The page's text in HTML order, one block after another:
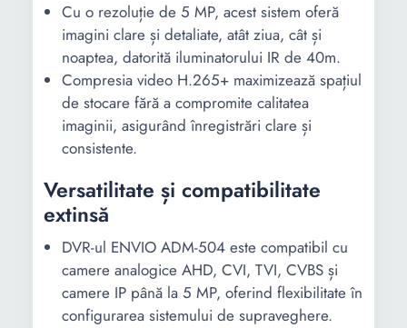
Cu o rezoluție de 5 MP, acest sistem oferă
imagini clare și detaliate, atât ziua, cât și
noaptea, datorită iluminatorului IR de 40m.
Compresia video H.265+ maximizează spațiul
de stocare fără a compromite calitatea
imaginii, asigurând înregistrări clare și
consistente.
Versatilitate și compatibilitate
extinsă
DVR-ul ENVIO ADM-504 este compatibil cu
camere analogice AHD, CVI, TVI, CVBS și
camere IP până la 5 MP, oferind flexibilitate în
configurarea sistemului de supraveghere.